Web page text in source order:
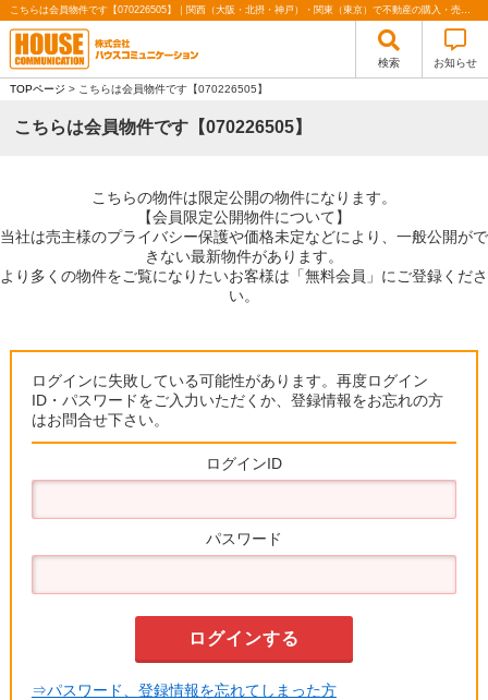
こちらは会員物件です【070226505】｜関西（大阪・北摂・神戸）・関東（東京）で不動産の購入・売却、注文住宅、リノベーションの事なら株式会社ハウスコミュニケーション
検索 お知らせ
TOPページ > こちらは会員物件です【070226505】
こちらは会員物件です【070226505】
こちらの物件は限定公開の物件になります。
【会員限定公開物件について】
当社は売主様のプライバシー保護や価格未定などにより、一般公開がで
きない最新物件があります。
より多くの物件をご覧になりたいお客様は「無料会員」にご登録くださ
い。
ログインに失敗している可能性があります。再度ログイン
ID・パスワードをご入力いただくか、登録情報をお忘れの方
はお問合せ下さい。
ログインID
パスワード
⇒パスワード、登録情報を忘れてしまった方